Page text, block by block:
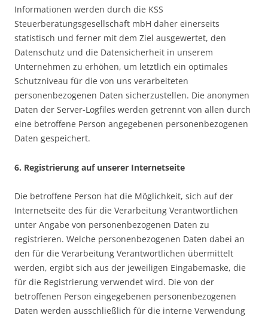
Informationen werden durch die KSS
Steuerberatungsgesellschaft mbH daher einerseits
statistisch und ferner mit dem Ziel ausgewertet, den
Datenschutz und die Datensicherheit in unserem
Unternehmen zu erhöhen, um letztlich ein optimales
Schutzniveau für die von uns verarbeiteten
personenbezogenen Daten sicherzustellen. Die anonymen
Daten der Server-Logfiles werden getrennt von allen durch
eine betroffene Person angegebenen personenbezogenen
Daten gespeichert.
6. Registrierung auf unserer Internetseite
Die betroffene Person hat die Möglichkeit, sich auf der
Internetseite des für die Verarbeitung Verantwortlichen
unter Angabe von personenbezogenen Daten zu
registrieren. Welche personenbezogenen Daten dabei an
den für die Verarbeitung Verantwortlichen übermittelt
werden, ergibt sich aus der jeweiligen Eingabemaske, die
für die Registrierung verwendet wird. Die von der
betroffenen Person eingegebenen personenbezogenen
Daten werden ausschließlich für die interne Verwendung